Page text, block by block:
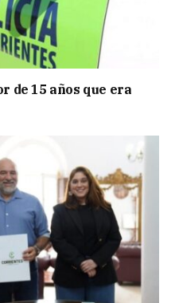
de 15 años que era